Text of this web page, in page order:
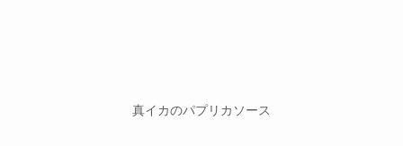
真イカのパプリカソース